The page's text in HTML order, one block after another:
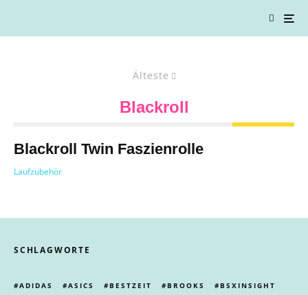
Älteste
Blackroll
Blackroll Twin Faszienrolle
Laufzubehör
SCHLAGWORTE
ADIDAS ASICS BESTZEIT BROOKS
BSXINSIGHT